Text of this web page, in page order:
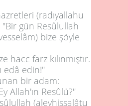
(radıyallahu
gün Resûlullah
bize şöyle
hacc farz kılınmıştır.
edâ edin!"
bir adam:
Allah'ın Resûlü?"
(aleyhissalâtu